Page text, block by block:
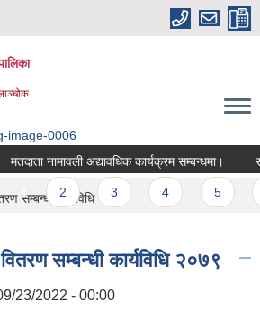
मतदाता नामावली अद्यावधिक कार्यक्रम सम्बन्धमा।
Pages
1सम्बन्धी कार्यविधि २०७९
सम्बन्धी कार्यविधि २०७९
23/2022 - 00:00